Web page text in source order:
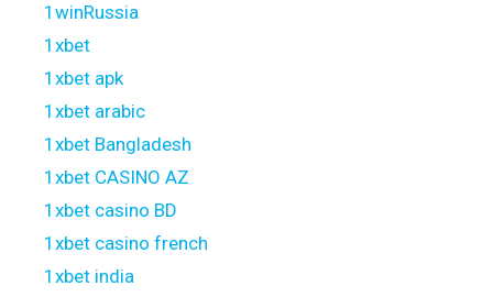
1winRussia
1xbet
1xbet apk
1xbet arabic
1xbet Bangladesh
1xbet CASINO AZ
1xbet casino BD
1xbet casino french
1xbet india